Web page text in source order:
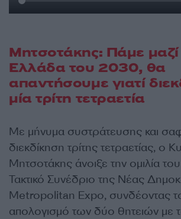
Μητσοτάκης: Πάμε μαζί
Ελλάδα του 2030, θα
απαντήσουμε γιατί
μία τρίτη τετραετία
Με μήνυμα συστράτευσης και
διεκδίκηση τρίτης τετραετίας, ο
Μητσοτάκης άνοιξε την ομιλία
Τακτικό Συνέδριο της Νέας
Metropolitan Expo, συνδέοντας
απολογισμό των δύο θητειών με